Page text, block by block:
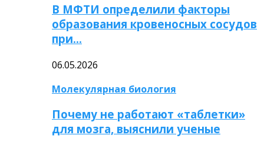
В МФТИ определили факторы
образования кровеносных сосудов
при…
06.05.2026
Молекулярная биология
Почему не работают «таблетки»
для мозга, выяснили ученые